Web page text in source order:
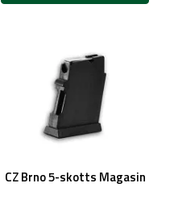
CZ Brno 5-skotts Magasin